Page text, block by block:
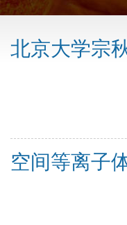
北京大学宗
空间等离子